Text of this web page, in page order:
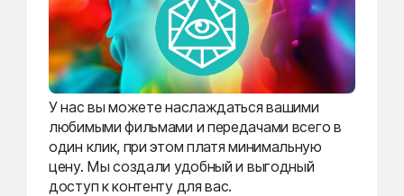
У нас вы можете наслаждаться вашими
любимыми фильмами и передачами всего в
один клик, при этом платя минимальную
цену. Мы создали удобный и выгодный
доступ к контенту для вас.